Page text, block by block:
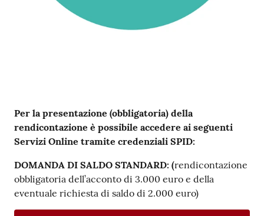
Contenuto
Per la presentazione (obbligatoria) della
rendicontazione è possibile accedere ai seguenti
Servizi Online tramite credenziali SPID:
DOMANDA DI SALDO STANDARD: (rendicontazione
obbligatoria dell’acconto di 3.000 euro e della
eventuale richiesta di saldo di 2.000 euro)